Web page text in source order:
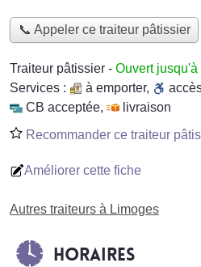
📞 Appeler ce traiteur pâtissier
Traiteur pâtissier - Ouvert jusqu'à
Services :
à emporter,
CB acceptée,
livraison
Recommander ce traiteur
Améliorer cette fiche
Autres traiteurs à Limoges
Horaires